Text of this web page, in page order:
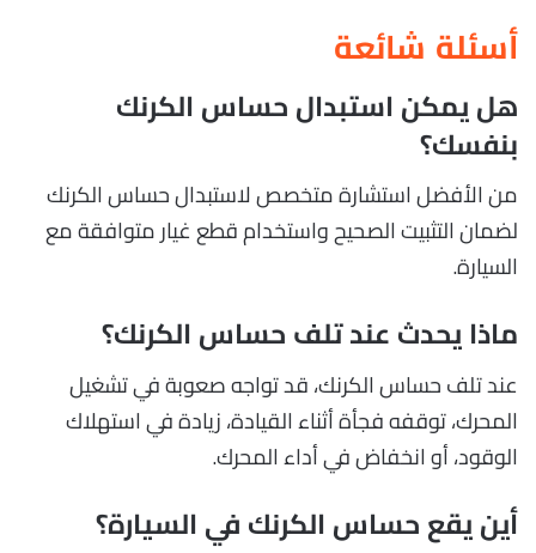
أسئلة شائعة
هل يمكن استبدال حساس الكرنك
بنفسك؟
من الأفضل استشارة متخصص لاستبدال حساس الكرنك
لضمان التثبيت الصحيح واستخدام قطع غيار متوافقة مع
السيارة.
ماذا يحدث عند تلف حساس الكرنك؟
عند تلف حساس الكرنك، قد تواجه صعوبة في تشغيل
المحرك، توقفه فجأة أثناء القيادة، زيادة في استهلاك
الوقود، أو انخفاض في أداء المحرك.
أين يقع حساس الكرنك في السيارة؟